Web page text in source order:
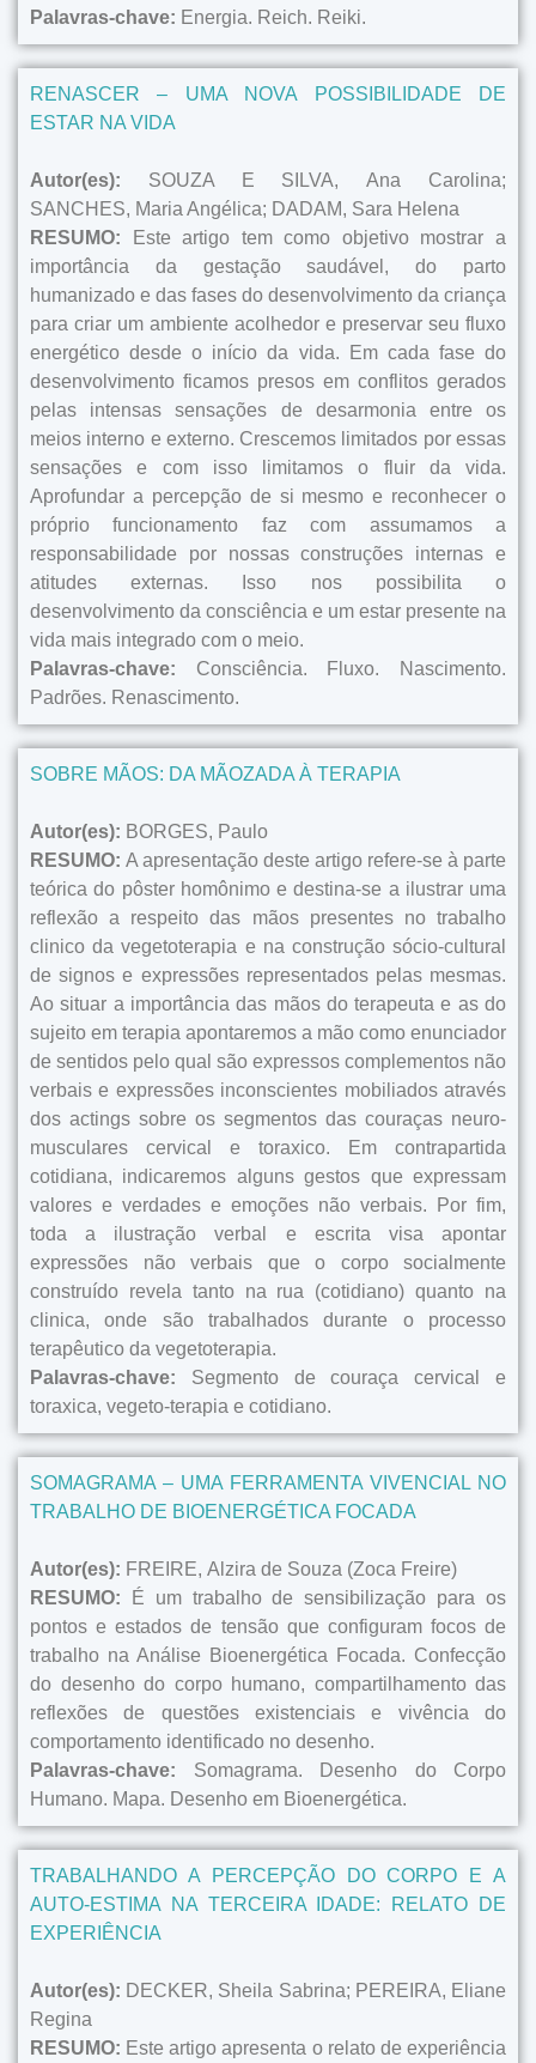
Palavras-chave: Energia. Reich. Reiki.
RENASCER – UMA NOVA POSSIBILIDADE DE
ESTAR NA VIDA
Autor(es): SOUZA E SILVA, Ana Carolina;
SANCHES, Maria Angélica; DADAM, Sara Helena
RESUMO:
Este artigo tem como objetivo mostrar a
importância da gestação saudável, do parto
humanizado e das fases do desenvolvimento da criança
para criar um ambiente acolhedor e preservar seu fluxo
energético desde o início da vida. Em cada fase do
desenvolvimento ficamos presos em conflitos gerados
pelas intensas sensações de desarmonia entre os
meios interno e externo. Crescemos limitados por essas
sensações e com isso limitamos o fluir da vida.
Aprofundar a percepção de si mesmo e reconhecer o
próprio funcionamento faz com assumamos a
responsabilidade por nossas construções internas e
atitudes externas. Isso nos possibilita o
desenvolvimento da consciência e um estar presente na
vida mais integrado com o meio.
Palavras-chave: Consciência. Fluxo. Nascimento.
Padrões. Renascimento.
SOBRE MÃOS: DA MÃOZADA À TERAPIA
Autor(es): BORGES, Paulo
RESUMO: A apresentação deste artigo refere-se à parte
teórica do pôster homônimo e destina-se a ilustrar uma
reflexão a respeito das mãos presentes no trabalho
clinico da vegetoterapia e na construção sócio-cultural
de signos e expressões representados pelas mesmas.
Ao situar a importância das mãos do terapeuta e as do
sujeito em terapia apontaremos a mão como enunciador
de sentidos pelo qual são expressos complementos não
verbais e expressões inconscientes mobiliados através
dos actings sobre os segmentos das couraças neuro-
musculares cervical e toraxico. Em contrapartida
cotidiana, indicaremos alguns gestos que expressam
valores e verdades e emoções não verbais. Por fim,
toda a ilustração verbal e escrita visa apontar
expressões não verbais que o corpo socialmente
construído revela tanto na rua (cotidiano) quanto na
clinica, onde são trabalhados durante o processo
terapêutico da vegetoterapia.
Palavras-chave: Segmento de couraça cervical e
toraxica, vegeto-terapia e cotidiano.
SOMAGRAMA – UMA FERRAMENTA VIVENCIAL NO
TRABALHO DE BIOENERGÉTICA FOCADA
Autor(es): FREIRE, Alzira de Souza (Zoca Freire)
RESUMO:
É um trabalho de sensibilização para os
pontos e estados de tensão que configuram focos de
trabalho na Análise Bioenergética Focada. Confecção
do desenho do corpo humano, compartilhamento das
reflexões de questões existenciais e vivência do
comportamento identificado no desenho.
Palavras-chave: Somagrama. Desenho do Corpo
Humano. Mapa. Desenho em Bioenergética.
TRABALHANDO A PERCEPÇÃO DO CORPO E A
AUTO-ESTIMA NA TERCEIRA IDADE: RELATO DE
EXPERIÊNCIA
Autor(es): DECKER, Sheila Sabrina; PEREIRA, Eliane
Regina
RESUMO: Este artigo apresenta o relato de experiência